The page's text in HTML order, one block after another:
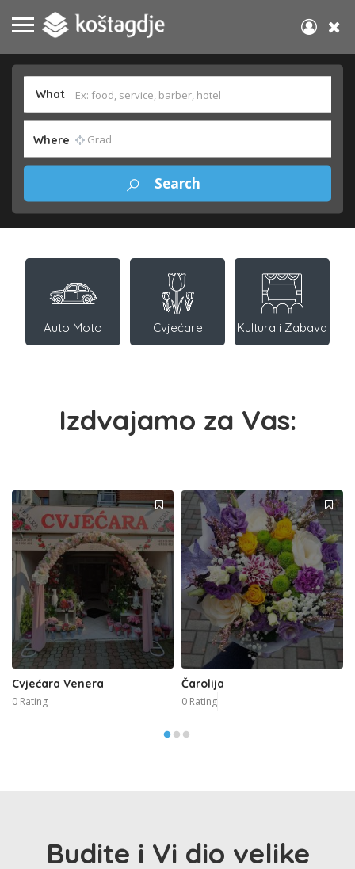
What
Where
Auto Moto Cvjećare Kultura i Zabava
Izdvajamo za Vas:
Cvjećara Venera
0 Rating
Čarolija
0 Rating
Budite i Vi dio velike